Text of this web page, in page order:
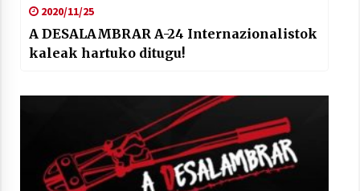
Zebrabidearen denboraldi amaiera
2021/07/01
2020/11/25
A DESALAMBRAR A-24 Internazionalistok
kaleak hartuko ditugu!